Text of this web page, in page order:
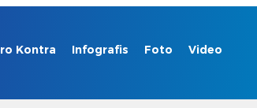
Kontra Infografis Foto Video